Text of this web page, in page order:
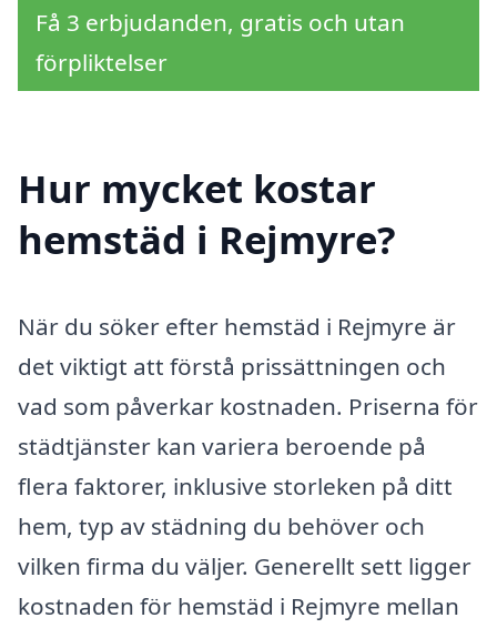
Få 3 erbjudanden, gratis och utan
förpliktelser
Hur mycket kostar
hemstäd i Rejmyre?
När du söker efter hemstäd i Rejmyre är
det viktigt att förstå prissättningen och
vad som påverkar kostnaden. Priserna för
städtjänster kan variera beroende på
flera faktorer, inklusive storleken på ditt
hem, typ av städning du behöver och
vilken firma du väljer. Generellt sett ligger
kostnaden för hemstäd i Rejmyre mellan